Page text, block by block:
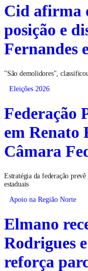
Cid afirma
posição e
Fernandes
"São demolidores",
Eleições 2026
Federação
em Renato
Câmara
Estratégia da federação
estaduais
Apoio na Região Norte
Elmano
Rodrigues
reforça